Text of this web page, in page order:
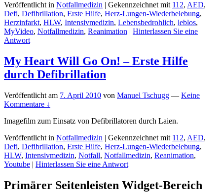
Veröffentlicht in Notfallmedizin | Gekennzeichnet mit 112, AED,
Defi, Defibrillation, Erste Hilfe, Herz-Lungen-Wiederbelebung,
Herzinfarkt, HLW, Intensivmedizin, Lebensbedrohlich, leblos,
MyVideo, Notfallmedizin, Reanimation | Hinterlassen Sie eine
Antwort
My Heart Will Go On! – Erste Hilfe
durch Defibrillation
Veröffentlicht am 7. April 2010 von Manuel Tschugg — Keine
Kommentare ↓
Imagefilm zum Einsatz von Defibrillatoren durch Laien.
Veröffentlicht in Notfallmedizin | Gekennzeichnet mit 112, AED,
Defi, Defibrillation, Erste Hilfe, Herz-Lungen-Wiederbelebung,
HLW, Intensivmedizin, Notfall, Notfallmedizin, Reanimation,
Youtube | Hinterlassen Sie eine Antwort
Primärer Seitenleisten Widget-Bereich